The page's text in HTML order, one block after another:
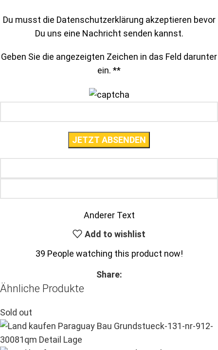
Du musst die Datenschutzerklärung akzeptieren bevor
Du uns eine Nachricht senden kannst.
Geben Sie die angezeigten Zeichen in das Feld darunter
ein. **
Anderer Text
Add to wishlist
39 People watching this product now!
Share:
Ähnliche Produkte
Sold out